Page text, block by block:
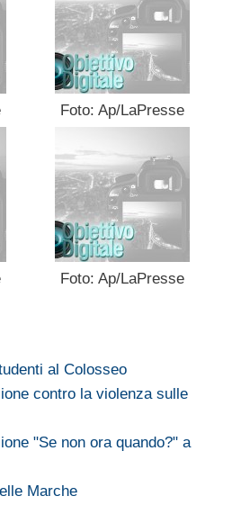
Foto: Ap/LaPresse
Foto: Ap/LaPresse
al Colosseo
contro la violenza sulle
"Se non ora quando?" a
Marche